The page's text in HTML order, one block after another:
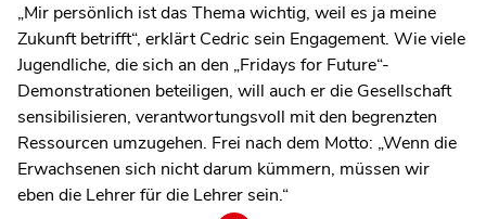
„Mir persönlich ist das Thema wichtig, weil es ja meine
Zukunft betrifft“, erklärt Cedric sein Engagement. Wie viele
Jugendliche, die sich an den „Fridays for Future“-
Demonstrationen beteiligen, will auch er die Gesellschaft
sensibilisieren, verantwortungsvoll mit den begrenzten
Ressourcen umzugehen. Frei nach dem Motto: „Wenn die
Erwachsenen sich nicht darum kümmern, müssen wir
eben die Lehrer für die Lehrer sein.“